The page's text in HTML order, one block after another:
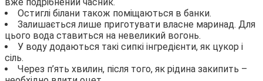
Остиглі білани також поміщаються в банки.
Залишається лише приготувати власне маринад. Для
цього вода ставиться на невеликий вогонь.
У воду додаються такі сипкі інгредієнти, як цукор і
сіль.
Через п’ять хвилин, після того, як рідина закипить –